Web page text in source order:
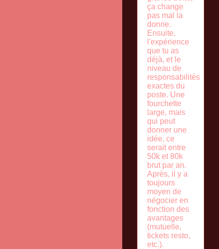
ça change
pas mal la
donne.
Ensuite,
l'expérience
que tu as
déjà, et le
niveau de
responsabilités
exactes du
poste. Une
fourchette
large, mais
qui peut
donner une
idée, ce
serait entre
50k et 80k
brut par an.
Après, il y a
toujours
moyen de
négocier en
fonction des
avantages
(mutuelle,
tickets resto,
etc.).